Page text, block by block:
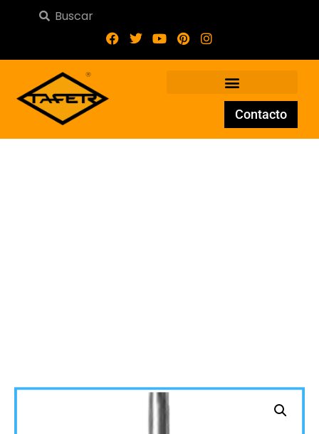
Contacto